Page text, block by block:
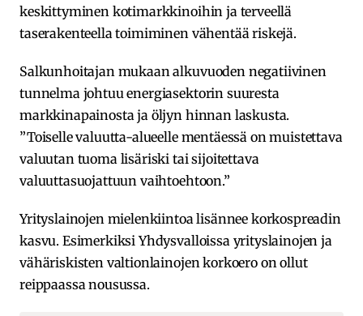
keskittyminen kotimarkkinoihin ja terveellä
taserakenteella toimiminen vähentää riskejä.
Salkunhoitajan mukaan alkuvuoden negatiivinen
tunnelma johtuu energiasektorin suuresta
markkinapainosta ja öljyn hinnan laskusta.
”Toiselle valuutta-alueelle mentäessä on muistettava
valuutan tuoma lisäriski tai sijoitettava
valuuttasuojattuun vaihtoehtoon.”
Yrityslainojen mielenkiintoa lisännee korkospreadin
kasvu. Esimerkiksi Yhdysvalloissa yrityslainojen ja
vähäriskisten valtionlainojen korkoero on ollut
reippaassa nousussa.